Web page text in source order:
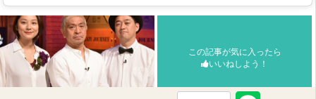
この記事が気に入ったら
いいねしよう！